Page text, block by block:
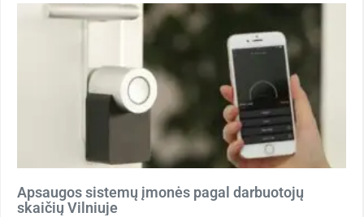
Apsaugos sistemų įmonės pagal darbuotojų
skaičių Vilniuje